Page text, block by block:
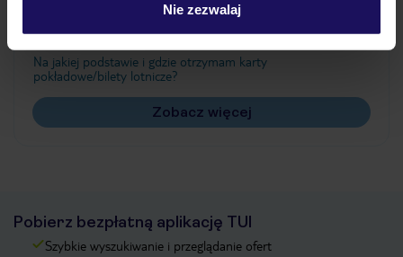
Nie zezwalaj
Jak zmienić uczestników/osobę zgłaszającą?
Czy w Hotelu będzie przedstawiciel TUI?
Na jakiej podstawie i gdzie otrzymam karty
pokładowe/bilety lotnicze?
Zobacz więcej
Pobierz bezpłatną aplikację TUI
Szybkie wyszukiwanie i przeglądanie ofert